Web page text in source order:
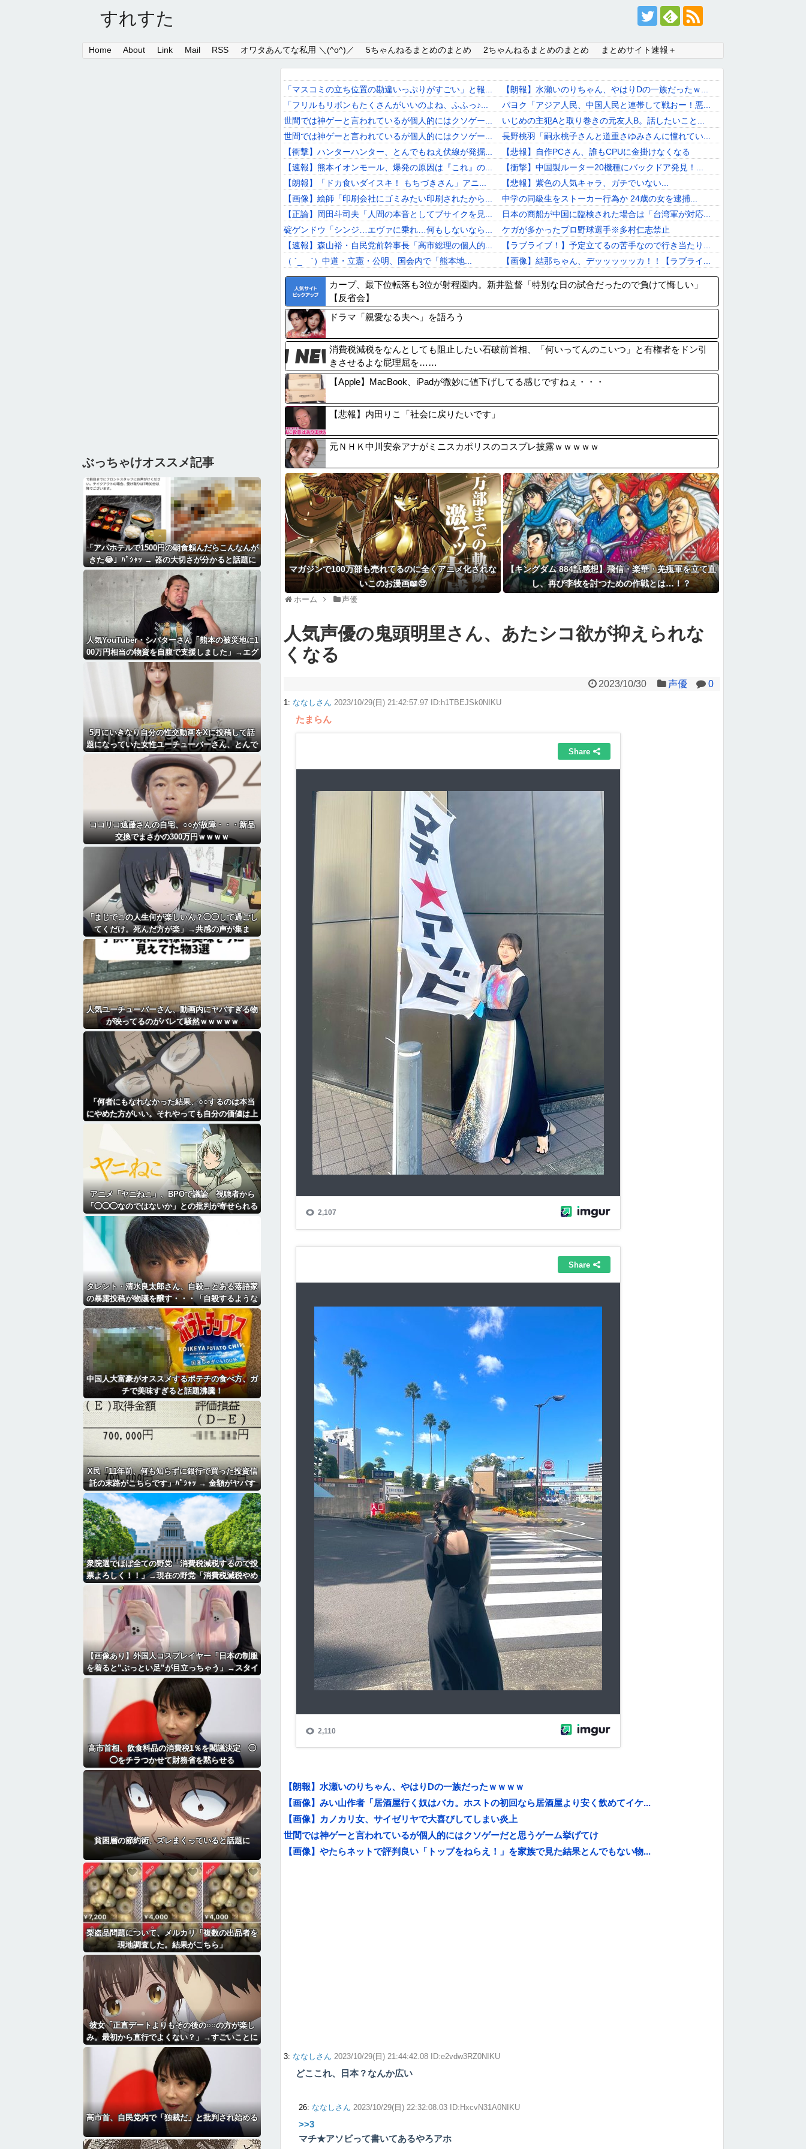
すれすた
Home About Link Mail RSS オワタあんてな私用 ＼(^o^)／ 5ちゃんねるまとめのまとめ 2ちゃんねるまとめのまとめ まとめサイト速報＋
「マスコミの立ち位置の勘違いっぷりがすごい」と報...
「フリルもリボンもたくさんがいいのよね、ふふっ♪...
世間では神ゲーと言われているが個人的にはクソゲー...
世間では神ゲーと言われているが個人的にはクソゲー...
【衝撃】ハンターハンター、とんでもねえ伏線が発掘...
【速報】熊本イオンモール、爆発の原因は『これ』の...
【朗報】「ドカ食いダイスキ！ もちづきさん」アニ...
【画像】絵師「印刷会社にゴミみたい印刷されたから...
【正論】岡田斗司夫「人間の本音としてブサイクを見...
碇ゲンドウ「シンジ…エヴァに乗れ…何もしないなら...
【速報】森山裕・自民党前幹事長「高市総理の個人的...
（ ´_ゝ`）中道・立憲・公明、国会内で「熊本地...
【嫉妬罪】JK相手に赤ちゃんプレイする猛者現れる...
【画像】みい山作者「居酒屋行く奴はバカ。ホストの...
【画像】「ビールと水を交互に飲まないと倒れるグラ...
【動画】両方馬鹿（笑）ミニストップでトラックと衝...
【朗報】水瀬いのりちゃん、やはりDの一族だったｗ...
パヨク「アジア人民、中国人民と連帯して戦おー！悪...
いじめの主犯Aと取り巻きの元友人B。話したいこと...
長野桃羽「嗣永桃子さんと道重さゆみさんに憧れてい...
【悲報】自作PCさん、誰もCPUに金掛けなくなる
【衝撃】中国製ルーター20機種にバックドア発見！...
【悲報】紫色の人気キャラ、ガチでいない...
中学の同級生をストーカー行為か 24歳の女を逮捕...
日本の商船が中国に臨検された場合は「台湾軍が対応...
ケガが多かったプロ野球選手※多村仁志禁止
【ラブライブ！】予定立てるの苦手なので行き当たり...
【画像】結那ちゃん、デッッッッッカ！！【ラブライ...
一番うまい天ぷらって
【悲報】明日花キララさん、専門家からあまりにも非...
【悲報】嫁に15年間嘘つかれてて心が壊れてるから...
カープ、最下位転落も3位が射程圏内。新井監督「特別な日の試合だったので負けて悔しい」
【反省会】
ドラマ「親愛なる夫へ」を語ろう
消費税減税をなんとしても阻止したい石破前首相、「何いってんのこいつ」と有権者をドン引
きさせるよな屁理屈を……
【Apple】MacBook、iPadが微妙に値下げしてる感じですねぇ・・・
【悲報】内田りこ「社会に戻りたいです」
元ＮＨＫ中川安奈アナがミニスカポリスのコスプレ披露ｗｗｗｗｗ
マガジンで100万部も売れてるのに全くアニメ化されな
いこのお漫画📖🥺
【キングダム 884話感想】飛信・楽華・羌瘣軍を立て直
し、再び李牧を討つための作戦とは…！？
ホーム 声優
人気声優の鬼頭明里さん、あたシコ欲が抑えられな
くなる
2023/10/30 声優 0
1: ななしさん 2023/10/29(日) 21:42:57.97 ID:h1TBEJSk0NIKU
たまらん
【朗報】水瀬いのりちゃん、やはりDの一族だったｗｗｗｗ
【画像】みい山作者「居酒屋行く奴はバカ。ホストの初回なら居酒屋より安く飲めてイケ...
【画像】カノカリ女、サイゼリヤで大喜びしてしまい炎上
世間では神ゲーと言われているが個人的にはクソゲーだと思うゲーム挙げてけ
【画像】やたらネットで評判良い「トップをねらえ！」を家族で見た結果とんでもない物...
3: ななしさん 2023/10/29(日) 21:44:42.08 ID:e2vdw3RZ0NIKU
どここれ、日本？なんか広い
26: ななしさん 2023/10/29(日) 22:32:08.03 ID:HxcvN31A0NIKU
>>3
マチ★アソビって書いてあるやろアホ
ぶっちゃけオススメ記事
「アパホテルで1500円の朝食頼んだらこんなんが
きた😂」ﾊﾟｼｬｯ → 器の大切さが分かると話題に
ｗｗｗｗｗ
人気YouTuber・シバターさん「熊本の被災地に1
00万円相当の物資を自腹で支援しました」→エグ
すぎる情報を暴露されるｗｗｗｗｗ
5月にいきなり自分の性交動画をXに投稿して話
題になっていた女性ユーチューバーさん、とんで
もないことになっていた・・・
ココリコ遠藤さんの自宅、○○が故障・・・新品
交換でまさかの300万円ｗｗｗｗ
「まじでこの人生何が楽しいん？◯◯して過ごし
てくだけ。死んだ方が楽」→共感の声が集ま
る・・
人気ユーチューバーさん、動画内にヤバすぎる物
が映ってるのがバレて騒然ｗｗｗｗｗ
「何者にもなれなかった結果、○○するのは本当
にやめた方がいい。それやっても自分の価値は上
がらない」→各界隈に突き刺さってしまう
アニメ「ヤニねこ」、BPOで議論 視聴者から
「◯◯◯なのではないか」との批判が寄せられる
タレント・清水良太郎さん、自殺→とある落語家
の暴露投稿が物議を醸す・・・「自殺するような
奴に◯◯されたんだね俺は」
中国人大富豪がオススメするポテチの食べ方、ガ
チで美味すぎると話題沸騰！
X民「11年前、何も知らずに銀行で買った投資信
託の末路がこちらです」ﾊﾟｼｬｯ → 金額がヤバす
ぎるｗｗｗｗｗｗ
衆院選でほぼ全ての野党「消費税減税するので投
票よろしく！！」→現在の野党「消費税減税やめ
ろ！！財源はどうするんだ！！」
【画像あり】外国人コスプレイヤー「日本の制服
を着ると”ぶっとい足”が目立っちゃう」→スタイ
ルが最高すぎて2.1万いいね「太もも好きにはた
まらん」「いいべ」
高市首相、飲食料品の消費税1％を閣議決定 ◯
◯をチラつかせて財務省を黙らせる
貧困層の節約術、ズレまくっていると話題に
梨盗品問題について、メルカリ「複数の出品者を
現地調査した。結果がこちら」
彼女「正直デートよりもその後の○○の方が楽し
み。最初から直行でよくない？」→すごいことに
なる・・・・・・
高市首、自民党内で「独裁だ」と批判され始める
Link
Mail
RSS
オワタあんてな私用 ＼(^o^)／
5ちゃんねるまとめのまとめ
2ちゃんねるまとめのまとめ
まとめサイト速報＋